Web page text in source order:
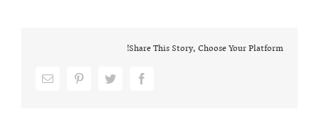
Share This Story, Choose Your Platform!
facebook
twitter
pinterest
Email